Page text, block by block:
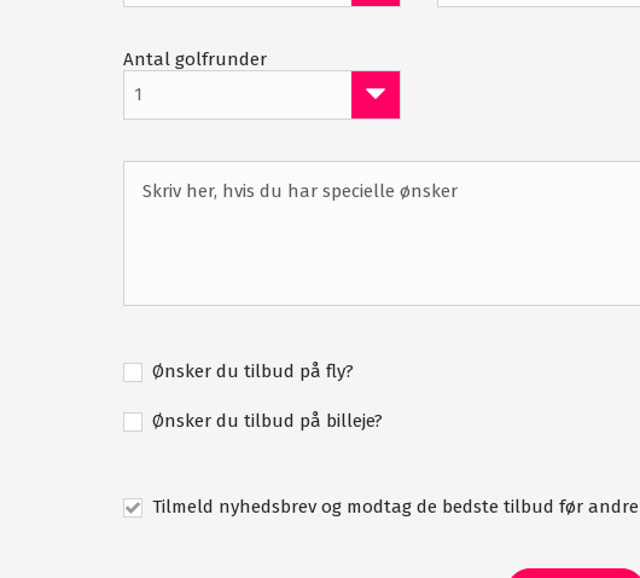
Antal golfrunder
1
Ønsker du tilbud på fly?
Ønsker du tilbud på billeje?
Tilmeld nyhedsbrev og modtag de bedste tilbud før andre